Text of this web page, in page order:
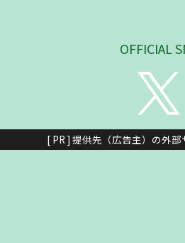
OFFICIAL
[ PR ] 提供先（広告主）の外